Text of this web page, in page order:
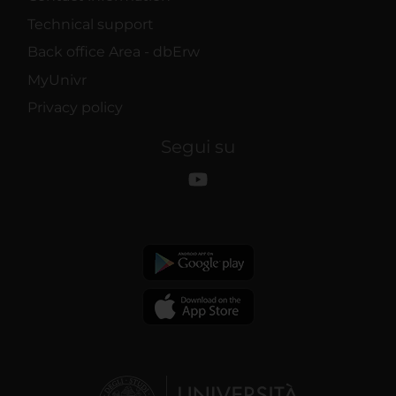
Technical support
Back office Area - dbErw
MyUnivr
Privacy policy
Segui su